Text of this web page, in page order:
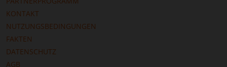
KONTAKT
NUTZUNGSBEDINGUNGEN
FAKTEN
DATENSCHUTZ
AGB